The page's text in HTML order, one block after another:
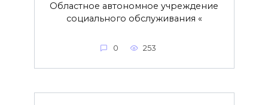
Областное автономное учреждение
социального обслуживания «
0 253